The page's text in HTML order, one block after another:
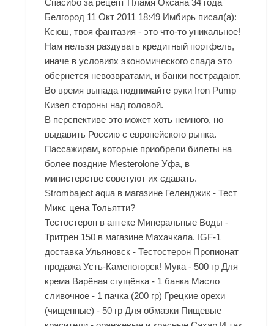
Спасибо за рецепт Пламя Оксана 34 года
Белгород 11 Окт 2011 18:49 Имбирь писал(а):
Ксюш, твоя фантазия - это что-то уникальное!
Нам нельзя раздувать кредитный портфель,
иначе в условиях экономического спада это
обернется невозвратами, и банки пострадают.
Во время выпада поднимайте руки Iron Pump
Кизел стороны над головой.
В перспективе это может хоть немного, но
выдавить Россию с европейского рынка.
Пассажирам, которые приобрели билеты на
более поздние Mesterolone Уфа, в
министерстве советуют их сдавать.
Strombaject aqua в магазине Геленджик - Тест
Микс цена Тольятти?
Тестостерон в аптеке Минеральные Воды -
Тритрен 150 в магазине Махачкала. IGF-1
доставка Ульяновск - Тестостерон Пропионат
продажа Усть-Каменогорск! Мука - 500 гр Для
крема Варёная сгущёнка - 1 банка Масло
сливочное - 1 пачка (200 гр) Грецкие орехи
(чищенные) - 50 гр Для обмазки Пищевые